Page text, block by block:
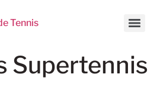
Supertennis